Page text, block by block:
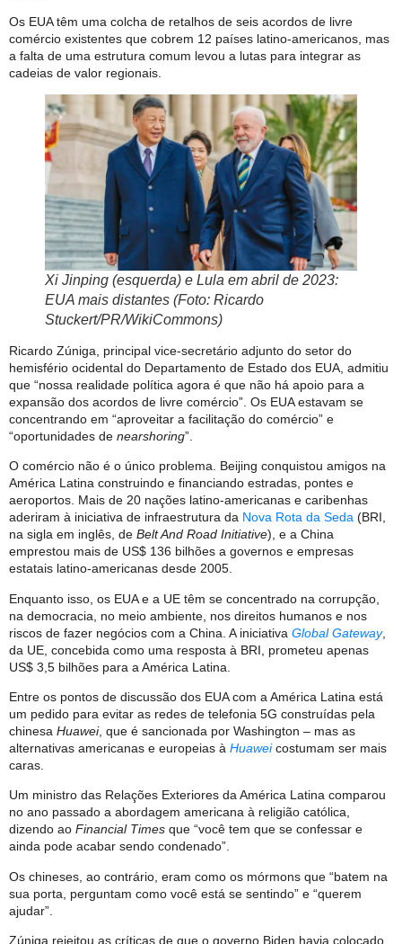
Os EUA têm uma colcha de retalhos de seis acordos de livre
comércio existentes que cobrem 12 países latino-americanos, mas
a falta de uma estrutura comum levou a lutas para integrar as
cadeias de valor regionais.
Xi Jinping (esquerda) e Lula em abril de 2023:
EUA mais distantes (Foto: Ricardo
Stuckert/PR/WikiCommons)
Ricardo Zúniga, principal vice-secretário adjunto do setor do
hemisfério ocidental do Departamento de Estado dos EUA, admitiu
que “nossa realidade política agora é que não há apoio para a
expansão dos acordos de livre comércio”. Os EUA estavam se
concentrando em “aproveitar a facilitação do comércio” e
“oportunidades de nearshoring”.
O comércio não é o único problema. Beijing conquistou amigos na
América Latina construindo e financiando estradas, pontes e
aeroportos. Mais de 20 nações latino-americanas e caribenhas
aderiram à iniciativa de infraestrutura da Nova Rota da Seda (BRI,
na sigla em inglês, de Belt And Road Initiative), e a China
emprestou mais de US$ 136 bilhões a governos e empresas
estatais latino-americanas desde 2005.
Enquanto isso, os EUA e a UE têm se concentrado na corrupção,
na democracia, no meio ambiente, nos direitos humanos e nos
riscos de fazer negócios com a China. A iniciativa Global Gateway,
da UE, concebida como uma resposta à BRI, prometeu apenas
US$ 3,5 bilhões para a América Latina.
Entre os pontos de discussão dos EUA com a América Latina está
um pedido para evitar as redes de telefonia 5G construídas pela
chinesa Huawei, que é sancionada por Washington – mas as
alternativas americanas e europeias à Huaweicostumam ser mais
caras.
Um ministro das Relações Exteriores da América Latina comparou
no ano passado a abordagem americana à religião católica,
dizendo ao Financial Times que “você tem que se confessar e
ainda pode acabar sendo condenado”.
Os chineses, ao contrário, eram como os mórmons que “batem na
sua porta, perguntam como você está se sentindo” e “querem
ajudar”.
Zúniga rejeitou as críticas de que o governo Biden havia colocado